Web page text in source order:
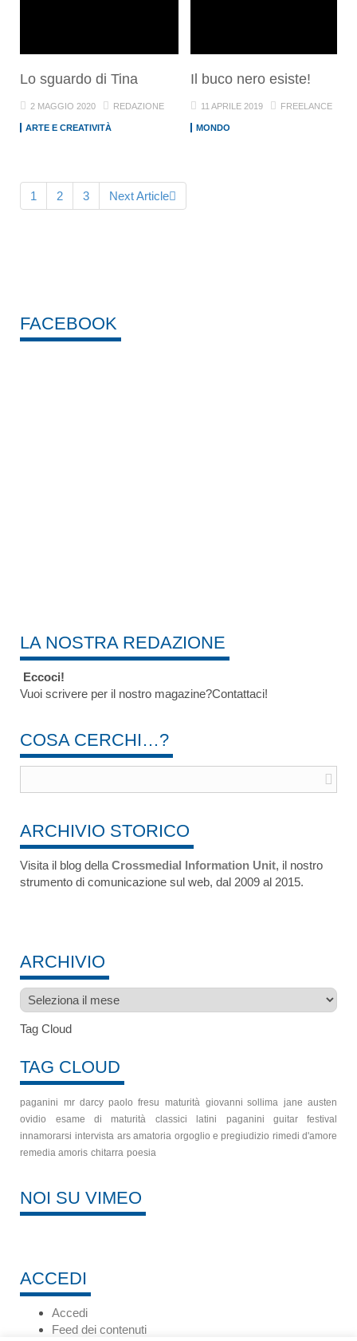
Lo sguardo di Tina
2 MAGGIO 2020 REDAZIONE
ARTE E CREATIVITÀ
Il buco nero esiste!
11 APRILE 2019 FREELANCE
MONDO
1 2 3 Next Article
FACEBOOK
LA NOSTRA REDAZIONE
Eccoci!
Vuoi scrivere per il nostro magazine?Contattaci!
COSA CERCHI…?
ARCHIVIO STORICO
Visita il blog della Crossmedial Information Unit, il nostro
strumento di comunicazione sul web, dal 2009 al 2015.
ARCHIVIO
Archivio
Tag Cloud
TAG CLOUD
paganini mr darcy paolo fresu maturità giovanni sollima jane austen
ovidio
esame di maturità classici latini
paganini guitar festival
innamorarsi intervista ars amatoria orgoglio e pregiudizio rimedi d'amore
remedia amoris chitarra poesia
NOI SU VIMEO
ACCEDI
Accedi
Feed dei contenuti